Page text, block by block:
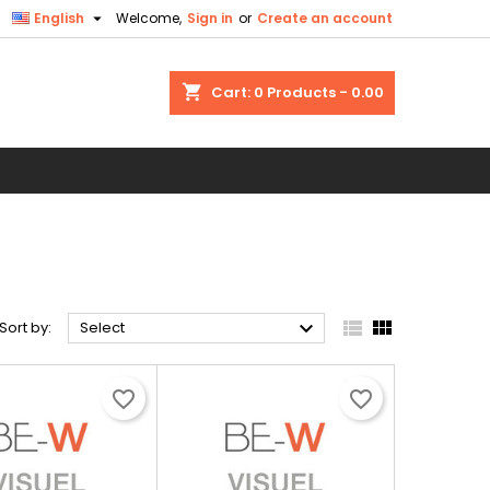
Welcome, Sign in or Create an account
English 
shopping_cart Cart: 0 Products - 0.00
Sort by: Select   
favorite_border favorite_border